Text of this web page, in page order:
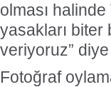
olması
yasakları biter
veriyoruz”
Fotoğraf